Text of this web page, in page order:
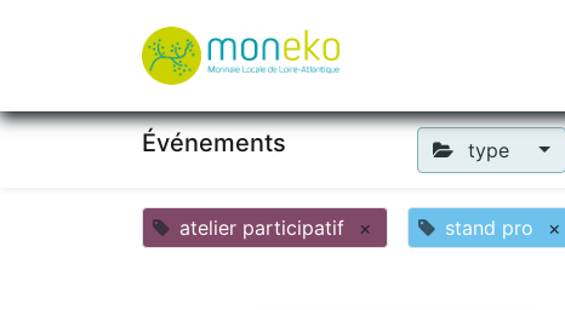
Événements type
atelier participatif × stand pro ×